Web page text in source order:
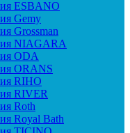
ESBANO
Gemy
Grossman
NIAGARA
ODA
ORANS
RIHO
RIVER
Roth
Royal Bath